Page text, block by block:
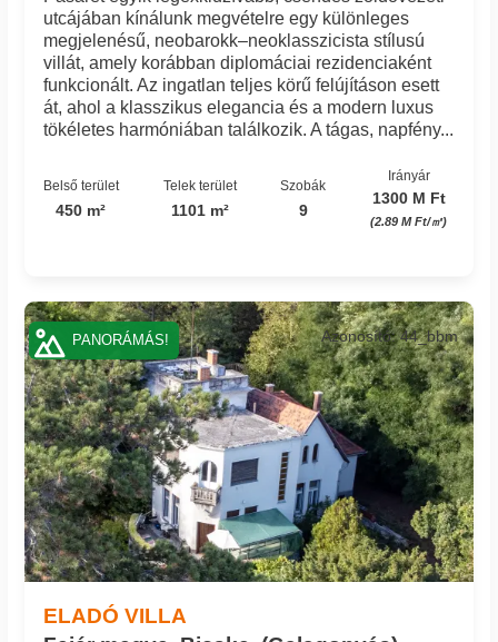
utcájában kínálunk megvételre egy különleges
megjelenésű, neobarokk–neoklasszicista stílusú
villát, amely korábban diplomáciai rezidenciaként
funkcionált. Az ingatlan teljes körű felújításon esett
át, ahol a klasszikus elegancia és a modern luxus
tökéletes harmóniában találkozik. A tágas, napfény...
Belső terület
450 m²
Telek terület
1101 m²
Szobák
9
Irányár
1300 M Ft
(2.89 M Ft/㎡)
ELADÓ VILLA
Azonosító: 44_bbm
PANORÁMÁS!